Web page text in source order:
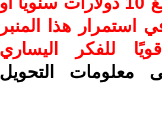
استمرار هذا المنبر
للفكر اليساري
معلومات التحويل